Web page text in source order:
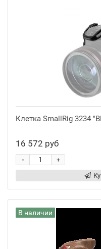
Клетка SmallRig 3234
16 572 руб
+
-
В наличии